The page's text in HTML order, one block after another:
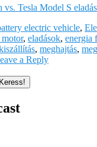
vs. Tesla Model S
electric vehicle,
, eladások, energia
, meghajtás,
a Reply
Keress!